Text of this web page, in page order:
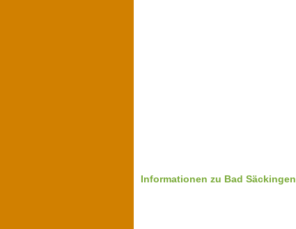
Informationen zu Bad Säckingen